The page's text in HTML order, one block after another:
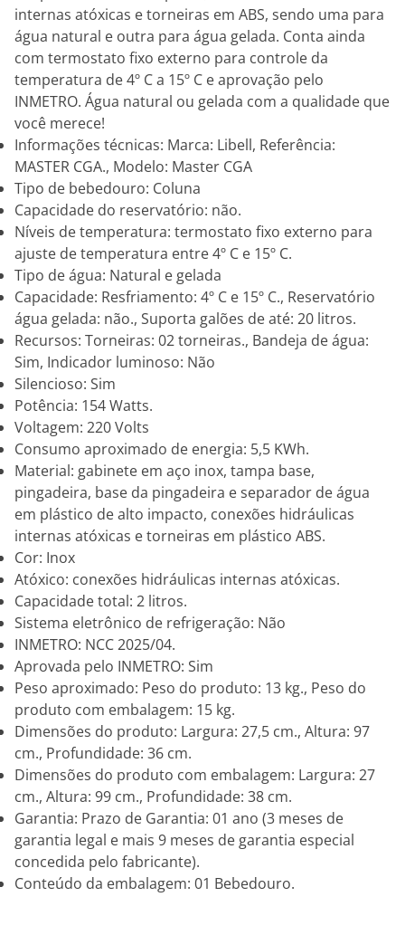
internas atóxicas e torneiras em ABS, sendo uma para
água natural e outra para água gelada. Conta ainda
com termostato fixo externo para controle da
temperatura de 4º C a 15º C e aprovação pelo
INMETRO. Água natural ou gelada com a qualidade que
você merece!
Informações técnicas: Marca: Libell, Referência:
MASTER CGA., Modelo: Master CGA
Tipo de bebedouro: Coluna
Capacidade do reservatório: não.
Níveis de temperatura: termostato fixo externo para
ajuste de temperatura entre 4º C e 15º C.
Tipo de água: Natural e gelada
Capacidade: Resfriamento: 4º C e 15º C., Reservatório
água gelada: não., Suporta galões de até: 20 litros.
Recursos: Torneiras: 02 torneiras., Bandeja de água:
Sim, Indicador luminoso: Não
Silencioso: Sim
Potência: 154 Watts.
Voltagem: 220 Volts
Consumo aproximado de energia: 5,5 KWh.
Material: gabinete em aço inox, tampa base,
pingadeira, base da pingadeira e separador de água
em plástico de alto impacto, conexões hidráulicas
internas atóxicas e torneiras em plástico ABS.
Cor: Inox
Atóxico: conexões hidráulicas internas atóxicas.
Capacidade total: 2 litros.
Sistema eletrônico de refrigeração: Não
INMETRO: NCC 2025/04.
Aprovada pelo INMETRO: Sim
Peso aproximado: Peso do produto: 13 kg., Peso do
produto com embalagem: 15 kg.
Dimensões do produto: Largura: 27,5 cm., Altura: 97
cm., Profundidade: 36 cm.
Dimensões do produto com embalagem: Largura: 27
cm., Altura: 99 cm., Profundidade: 38 cm.
Garantia: Prazo de Garantia: 01 ano (3 meses de
garantia legal e mais 9 meses de garantia especial
concedida pelo fabricante).
Conteúdo da embalagem: 01 Bebedouro.